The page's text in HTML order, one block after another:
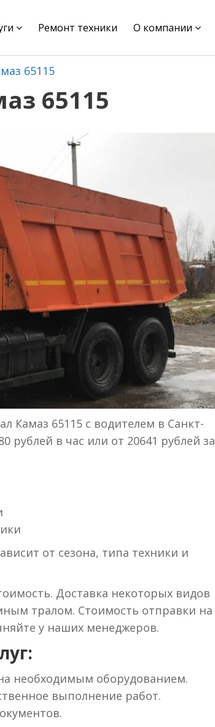
Ремонт техники О компании
65115
65115
Камаз 65115 с водителем в Санкт-
рублей в час или от 20641 рублей за
от сезона, типа техники и
Доставка некоторых видов
тралом. Стоимость отправки на
у наших менеджеров.
необходимым оборудованием.
выполнение работ.